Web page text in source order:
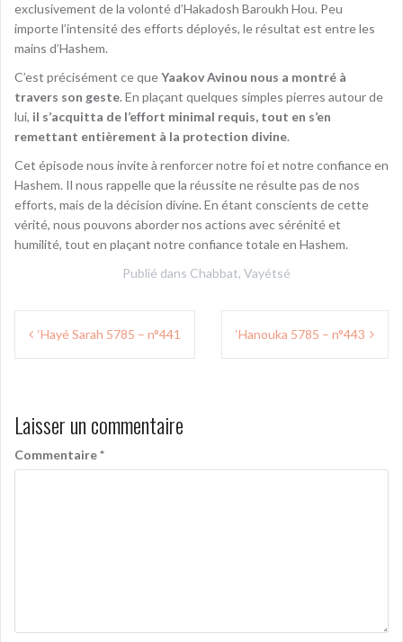
exclusivement de la volonté d’Hakadosh Baroukh Hou. Peu
importe l’intensité des efforts déployés, le résultat est entre les
mains d’Hashem.
C’est précisément ce queYaakov Avinou nous a montré à
travers son geste. En plaçant quelques simples pierres autour de
lui, il s’acquitta de l’effort minimal requis, tout en s’en
remettant entièrement à la protection divine.
Cet épisode nous invite à renforcer notre foi et notre confiance en
Hashem. Il nous rappelle que la réussite ne résulte pas de nos
efforts, mais de la décision divine. En étant conscients de cette
vérité, nous pouvons aborder nos actions avec sérénité et
humilité, tout en plaçant notre confiance totale en Hashem.
Publié dans Chabbat, Vayétsé
Navigation
‘Hayé Sarah 5785 – n°441 ‘Hanouka 5785 – n°443
Laisser un commentaire
Commentaire*